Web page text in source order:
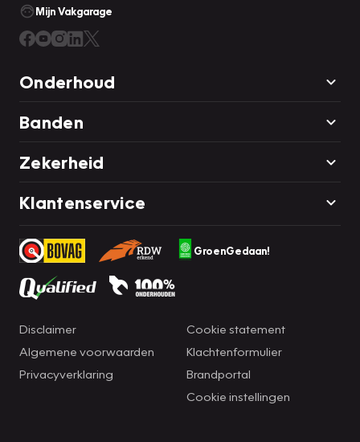
Mijn Vakgarage
Onderhoud
Banden
Zekerheid
Klantenservice
GroenGedaan!
Disclaimer
Algemene voorwaarden
Privacyverklaring
Cookie statement
Klachtenformulier
Brandportal
Cookie instellingen